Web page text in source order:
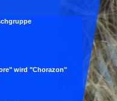
wird "Chorazon"